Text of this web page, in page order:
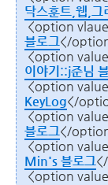
닥스훈트,웹,그
<option
블로그</
<option
이야기::j준님
<option
KeyLog</
<option
블로그</
<option
Min's 블로그
<option